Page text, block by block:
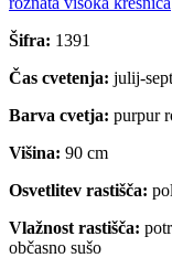
Šifra: 1391
Čas cvetenja: julij-
Barva cvetja: purpur
Višina: 90 cm
Osvetlitev rastišča:
Vlažnost rastišča:
občasno sušo